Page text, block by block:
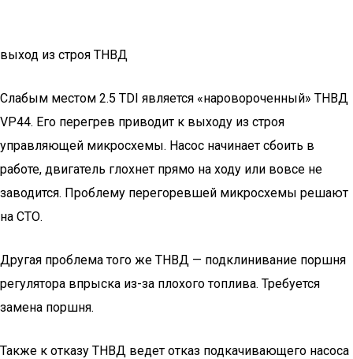
выход из строя ТНВД
Слабым местом 2.5 TDI является «наровороченный» ТНВД
VP44. Его перегрев приводит к выходу из строя
управляющей микросхемы. Насос начинает сбоить в
работе, двигатель глохнет прямо на ходу или вовсе не
заводится. Проблему перегоревшей микросхемы решают
на СТО.
Другая проблема того же ТНВД — подклинивание поршня
регулятора впрыска из-за плохого топлива. Требуется
замена поршня.
Также к отказу ТНВД ведет отказ подкачивающего насоса